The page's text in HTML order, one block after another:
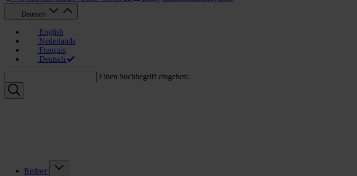
Deutsch
English
Nederlands
Français
Deutsch
Einen Suchbegriff eingeben:
Redner